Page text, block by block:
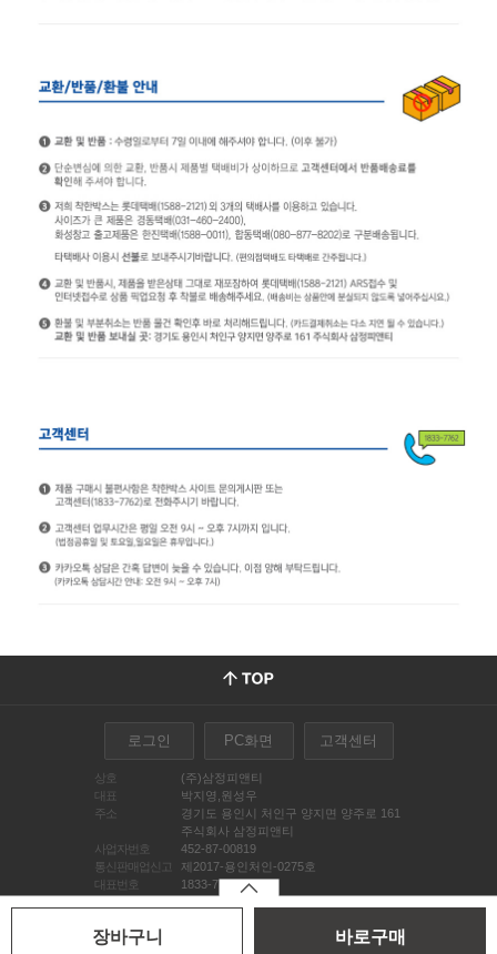
장바구니 바로구매
로그인 PC화면 고객센터
상호
(주)삼정피앤티
대표
박지영,원성우
주소
경기도 용인시 처인구 양지면 양주로 161
주식회사 삼정피앤티
사업자번호
452-87-00819
통신판매업신고
제2017-용인처인-0275호
대표번호
1833-7762
FAQ 이용약관 개인정보처리방침
copyright www.chakanbox.co.kr. All Rights Reserved.